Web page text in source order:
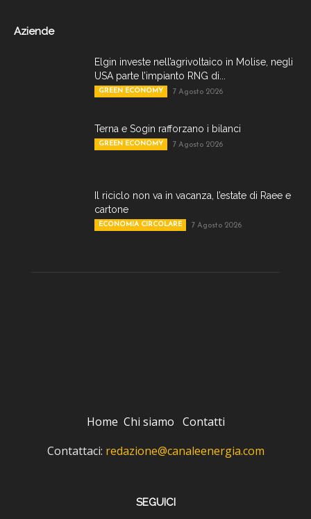
Aziende
Elgin investe nell’agrivoltaico in Molise, negli
USA parte l’impianto RNG di...
GREEN ECONOMY 7 Agosto 2026
Terna e Sogin rafforzano i bilanci
GREEN ECONOMY 7 Agosto 2026
Il riciclo non va in vacanza, l’estate di Raee e
cartone
ECONOMIA CIRCOLARE 7 Agosto 2026
Home Chi siamo Contatti
Contattaci: redazione@canaleenergia.com
SEGUICI